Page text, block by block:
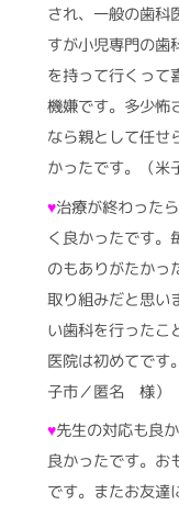
され、一般の歯科
すが小児専門の歯
を持って行くって
機嫌です。多少怖
なら親として任せ
かったです。（米
♥治療が終わった
く良かったです。
のもありがたかっ
取り組みだと思い
い歯科を行ったこ
医院は初めてです
子市／匿名 様）
♥先生の対応も良
良かったです。お
です。またお友達